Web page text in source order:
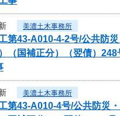
美濃土木事務所
第43-A010-4-2号/公共防
（国補正分）（翌債）248
美濃土木事務所
第43-A010-4号/公共防災